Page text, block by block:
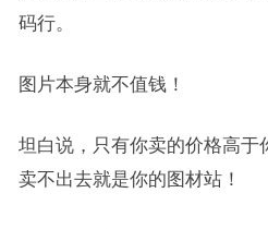
码行。
图片本身就不值钱！
坦白说，只有你卖的价格高于
卖不出去就是你的图材站！